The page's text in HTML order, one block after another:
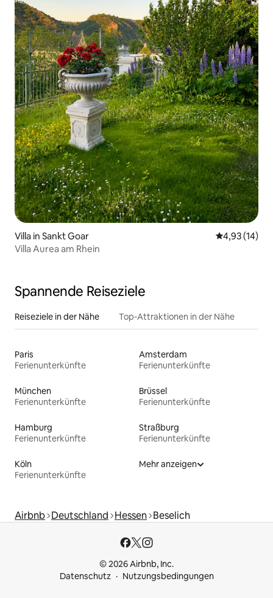
Villa in Sankt Goar
4,93 (14)
Villa Aurea am Rhein
Spannende Reiseziele
Reiseziele in der Nähe Top-Attraktionen in der Nähe
Paris
Ferienunterkünfte
Amsterdam
Ferienunterkünfte
München
Ferienunterkünfte
Brüssel
Ferienunterkünfte
Hamburg
Ferienunterkünfte
Straßburg
Ferienunterkünfte
Köln
Ferienunterkünfte
Mehr anzeigen
Airbnb Deutschland Hessen Beselich
© 2026 Airbnb, Inc.
Datenschutz
Nutzungsbedingungen